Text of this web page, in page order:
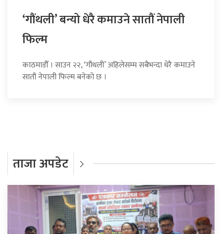
‘गौंथली’ बन्यो धेरै कमाउने सातौं नेपाली
फिल्म
काठमाडौँ । साउन २२, ‘गौंथली’ अहिलेसम्म सबैभन्दा धेरै कमाउने
सातौं नेपाली फिल्म बनेको छ ।
ताजा अपडेट